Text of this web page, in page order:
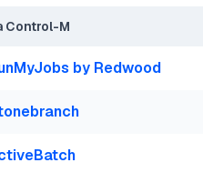
Control-M
by Redwood